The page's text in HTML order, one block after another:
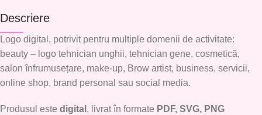
Descriere
Logo digital, potrivit pentru multiple domenii de activitate:
beauty – logo tehnician unghii, tehnician gene, cosmetică,
salon înfrumusețare, make-up, Brow artist, business, servicii,
online shop, brand personal sau social media.
Produsul este digital , livrat în formate PDF, SVG, PNG